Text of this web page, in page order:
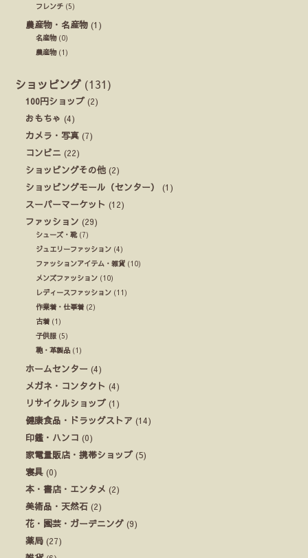
フレンチ (5)
農産物・名産物 (1)
名産物(0)
農産物(1)
ショッピング (131)
100円ショップ (2)
おもちゃ (4)
カメラ・写真 (7)
コンビニ (22)
ショッピングその他 (2)
ショッピングモール（センター）
(1)
スーパーマーケット (12)
ファッション (29)
シューズ・靴(7)
ジュエリーファッション (4)
ファッションアイテム・雑貨 (10)
メンズファッション (10)
レディースファッション (11)
作業着・仕事着 (2)
古着 (1)
子供服 (5)
鞄・革製品 (1)
ホームセンター (4)
メガネ・コンタクト (4)
リサイクルショップ (1)
健康食品・ドラッグストア (14)
印鑑・ハンコ (0)
家電量販店・携帯ショップ (5)
寝具 (0)
本・書店・エンタメ (2)
美術品・天然石 (2)
花・園芸・ガーデニング (9)
薬局 (27)